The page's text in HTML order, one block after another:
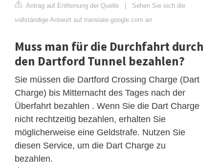
Antrag auf Entfernung der Quelle
Sehen Sie sich die
vollständige Antwort auf translate.google.com an
Muss man für die Durchfahrt durch
den Dartford Tunnel bezahlen?
Sie müssen die Dartford Crossing Charge (Dart
Charge) bis Mitternacht des Tages nach der
Überfahrt bezahlen . Wenn Sie die Dart Charge
nicht rechtzeitig bezahlen, erhalten Sie
möglicherweise eine Geldstrafe. Nutzen Sie
diesen Service, um die Dart Charge zu
bezahlen.